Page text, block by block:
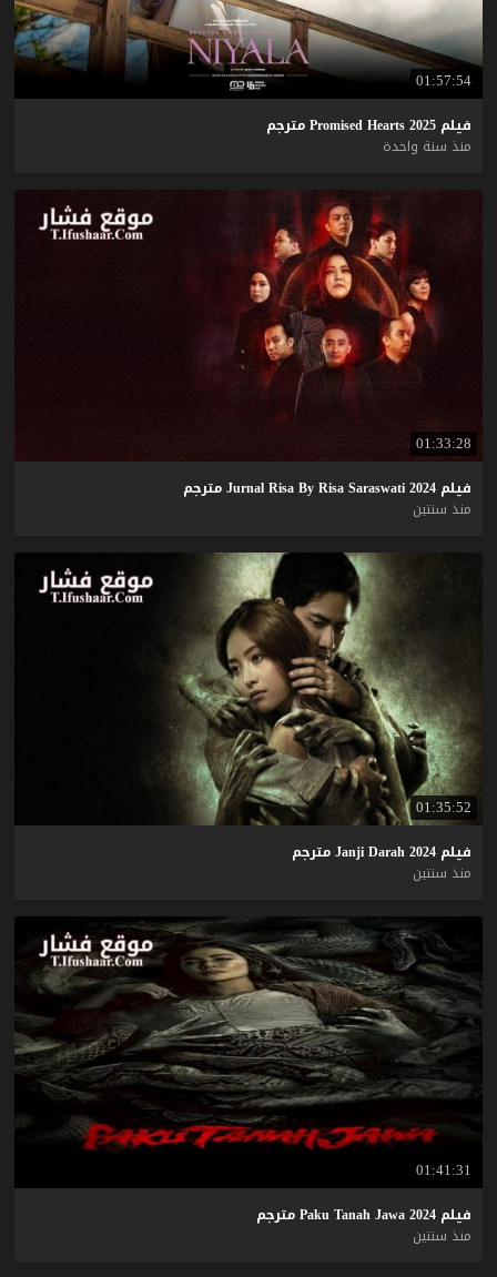
01:57:54
فيلم Promised Hearts 2025
مترجم
منذ سنة واحدة
01:33:28
فيلم Jurnal Risa By Risa Saraswati 2024
مترجم
منذ سنتين
01:35:52
فيلم Janji Darah 2024
مترجم
منذ سنتين
01:41:31
فيلم Paku Tanah Jawa 2024
مترجم
منذ سنتين